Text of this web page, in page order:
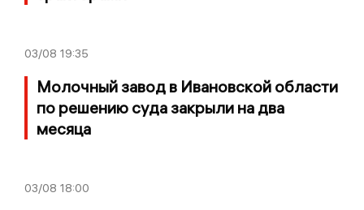
03/08 19:35
Молочный завод в Ивановской области
по решению суда закрыли на два
месяца
03/08 18:00